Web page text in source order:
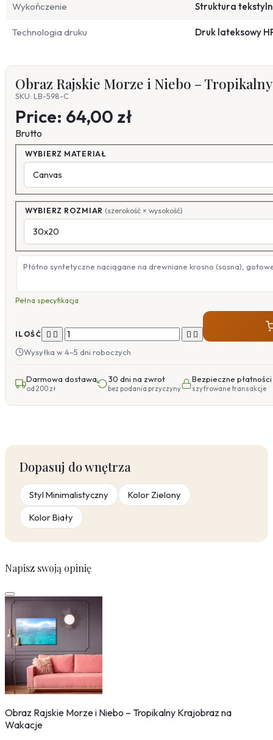
Wykończenie Struktura
Technologia druku Druk lateksowy
Obraz Rajskie Morze i Niebo –
SKU: LB-598-C
Price: 64,00 zł
Brutto
WYBIERZ MATERIAŁ
WYBIERZ ROZMIAR (szerokość × wysokość)
Płótno syntetyczne naciągane na drewniane krosno (sosna),
Pełna specyfikacja
ILOŚĆ    
Wysyłka w 4–5 dni roboczych
Darmowa dostawa
od 200 zł
30 dni na zwrot
bez podania przyczyny
Bezpieczne płatności
szyfrowane transakcje
Dopasuj do wnętrza
Styl Minimalistyczny
Kolor Zielony
Kolor Biały
Napisz swoją opinię
Obraz Rajskie Morze i Niebo – Tropikalny Krajobraz na
Wakacje